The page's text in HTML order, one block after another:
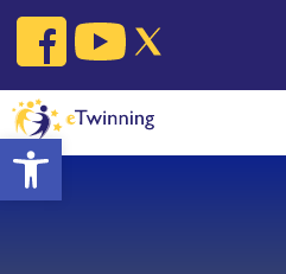
Open toolbar
Skip
content